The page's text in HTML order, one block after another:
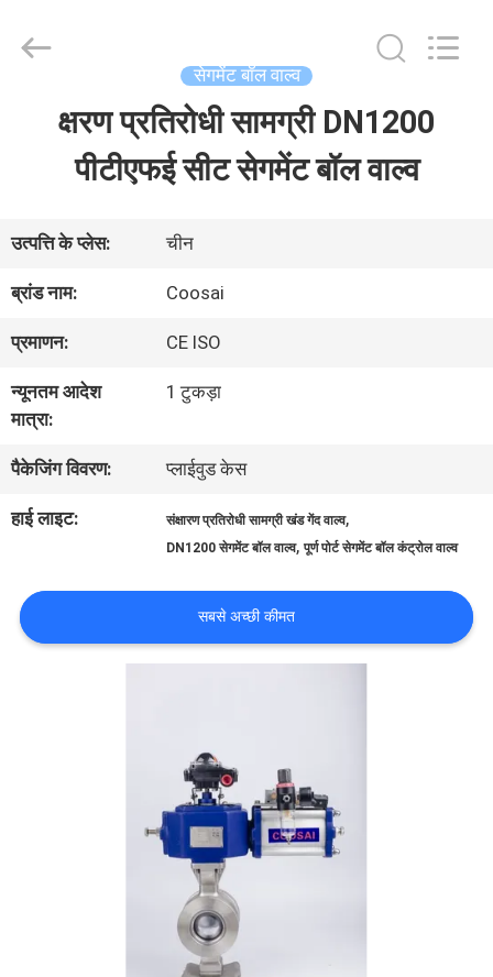
हमारे
बारे
में
कारखाने
का
गुणवत्ता
valve
सेगमेंट बॉल वाल्व
क्षरण प्रतिरोधी सामग्री DN1200
पीटीएफई सीट सेगमेंट बॉल वाल्व
उत्पत्ति के प्लेस: चीन
ब्रांड नाम: Coosai
प्रमाणन: CE ISO
न्यूनतम आदेश
मात्रा:
1 टुकड़ा
पैकेजिंग विवरण: प्लाईवुड केस
हाई लाइट: संक्षारण प्रतिरोधी सामग्री खंड गेंद वाल्व,
DN1200 सेगमेंट बॉल वाल्व,पूर्ण पोर्ट सेगमेंट बॉल कंट्रोल वाल्व
सबसे अच्छी कीमत